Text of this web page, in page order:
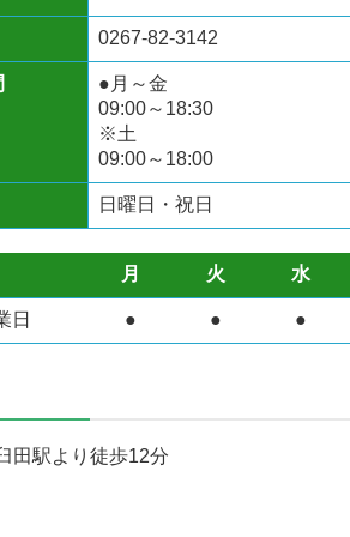
0267-82-3142
●月～金
09:00～18:30
※土
09:00～18:00
日曜日・祝日
月 火 水
日 ● ● ●
駅より徒歩12分